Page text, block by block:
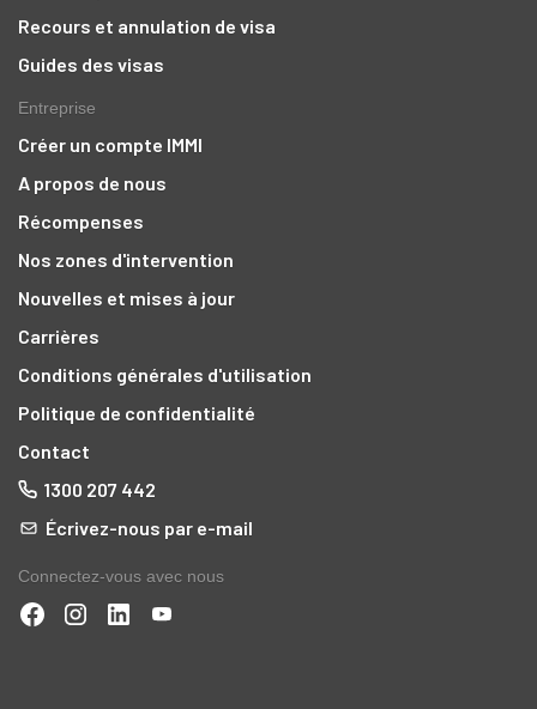
Recours et annulation de visa
Guides des visas
Entreprise
Créer un compte IMMI
A propos de nous
Récompenses
Nos zones d'intervention
Nouvelles et mises à jour
Carrières
Conditions générales d'utilisation
Politique de confidentialité
Contact
1300 207 442
Écrivez-nous par e-mail
Connectez-vous avec nous